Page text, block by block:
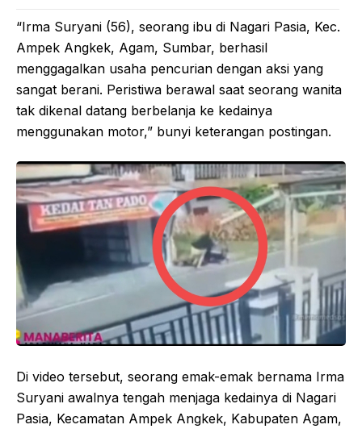
“Irma Suryani (56), seorang ibu di Nagari Pasia, Kec.
Ampek Angkek, Agam, Sumbar, berhasil
menggagalkan usaha pencurian dengan aksi yang
sangat berani. Peristiwa berawal saat seorang wanita
tak dikenal datang berbelanja ke kedainya
menggunakan motor,” bunyi keterangan postingan.
Di video tersebut, seorang emak-emak bernama Irma
Suryani awalnya tengah menjaga kedainya di Nagari
Pasia, Kecamatan Ampek Angkek, Kabupaten Agam,